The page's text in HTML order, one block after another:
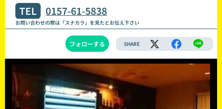
TEL 0157-61-5838
お問い合わせの際は「スナカラ」を見たとお伝え下さい
フォローする SHARE